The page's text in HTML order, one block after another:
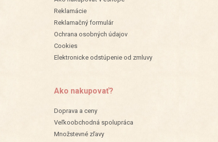
Reklamácie
Reklamačný formulár
Ochrana osobných údajov
Cookies
Elektronicke odstúpenie od zmluvy
Ako nakupovať?
Doprava a ceny
Veľkoobchodná spolupráca
Množstevné zľavy